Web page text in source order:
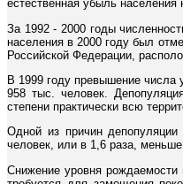
естественная убыль
За 1992 - 2000 годы
населения в 2000 году был
Российской Федерации,
В 1999 году превышение числа
958 тыс. человек.
степени практически всю
Одной из причин
человек, или в 1,6 раза,
Снижение уровня